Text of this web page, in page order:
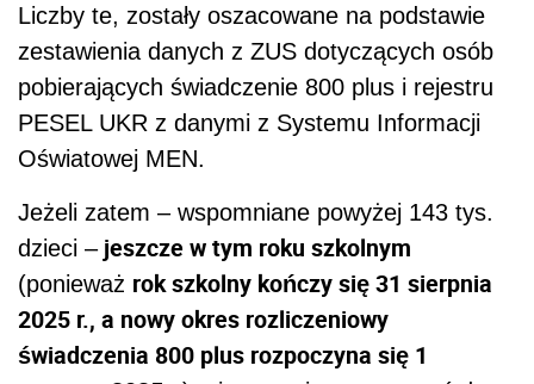
Liczby te, zostały oszacowane na podstawie
zestawienia danych z ZUS dotyczących osób
pobierających świadczenie 800 plus i rejestru
PESEL UKR z danymi z Systemu Informacji
Oświatowej MEN.
Jeżeli zatem – wspomniane powyżej 143 tys.
dzieci –jeszcze w tym roku szkolnym
(ponieważ rok szkolny kończy się 31 sierpnia
2025 r., a nowy okres rozliczeniowy
świadczenia 800 plus rozpoczyna się 1